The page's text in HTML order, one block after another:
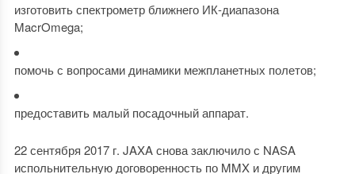
изготовить спектрометр ближнего ИК-диапазона
MacrOmega;
помочь с вопросами динамики межпланетных полетов;
предоставить малый посадочный аппарат.
22 сентября 2017 г. JAXA снова заключило с NASA
испольнительную договоренность по MMX и другим